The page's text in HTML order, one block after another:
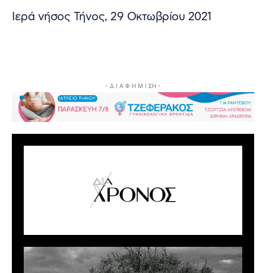
Ιερά νήσος Τήνος, 29 Οκτωβρίου 2021
- Δ Ι Α Φ Η Μ Ι ΣΗ -